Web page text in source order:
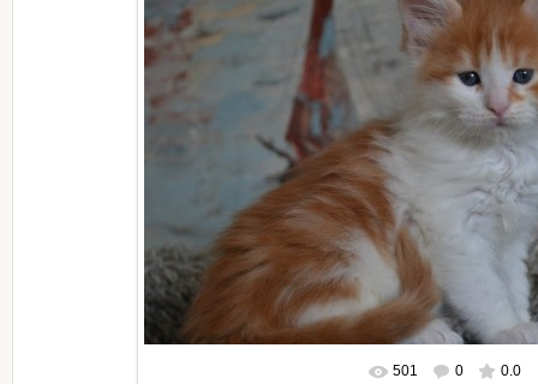
В реальном размере 795x530
501 0 0.0